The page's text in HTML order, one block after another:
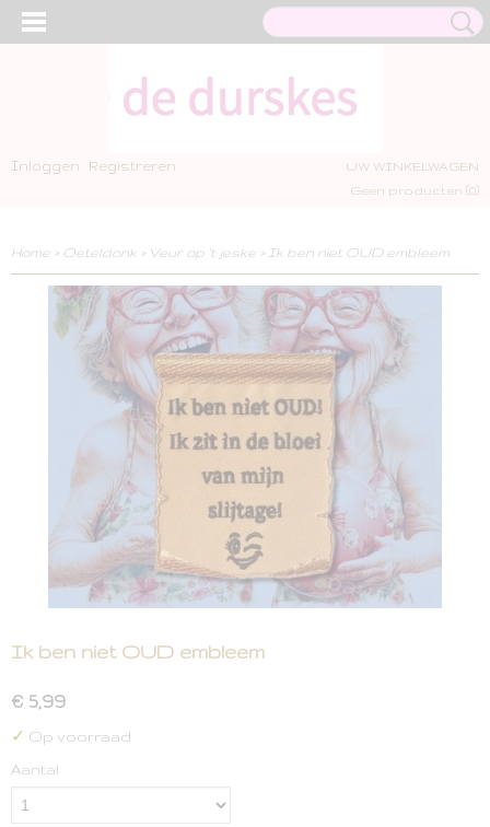
Inloggen Registreren
UW WINKELWAGEN
Geen producten (0)
Home > Oeteldonk > Veur op 't jeske > Ik ben niet OUD embleem
Ik ben niet OUD embleem
€ 5,99
✓ Op voorraad
Aantal